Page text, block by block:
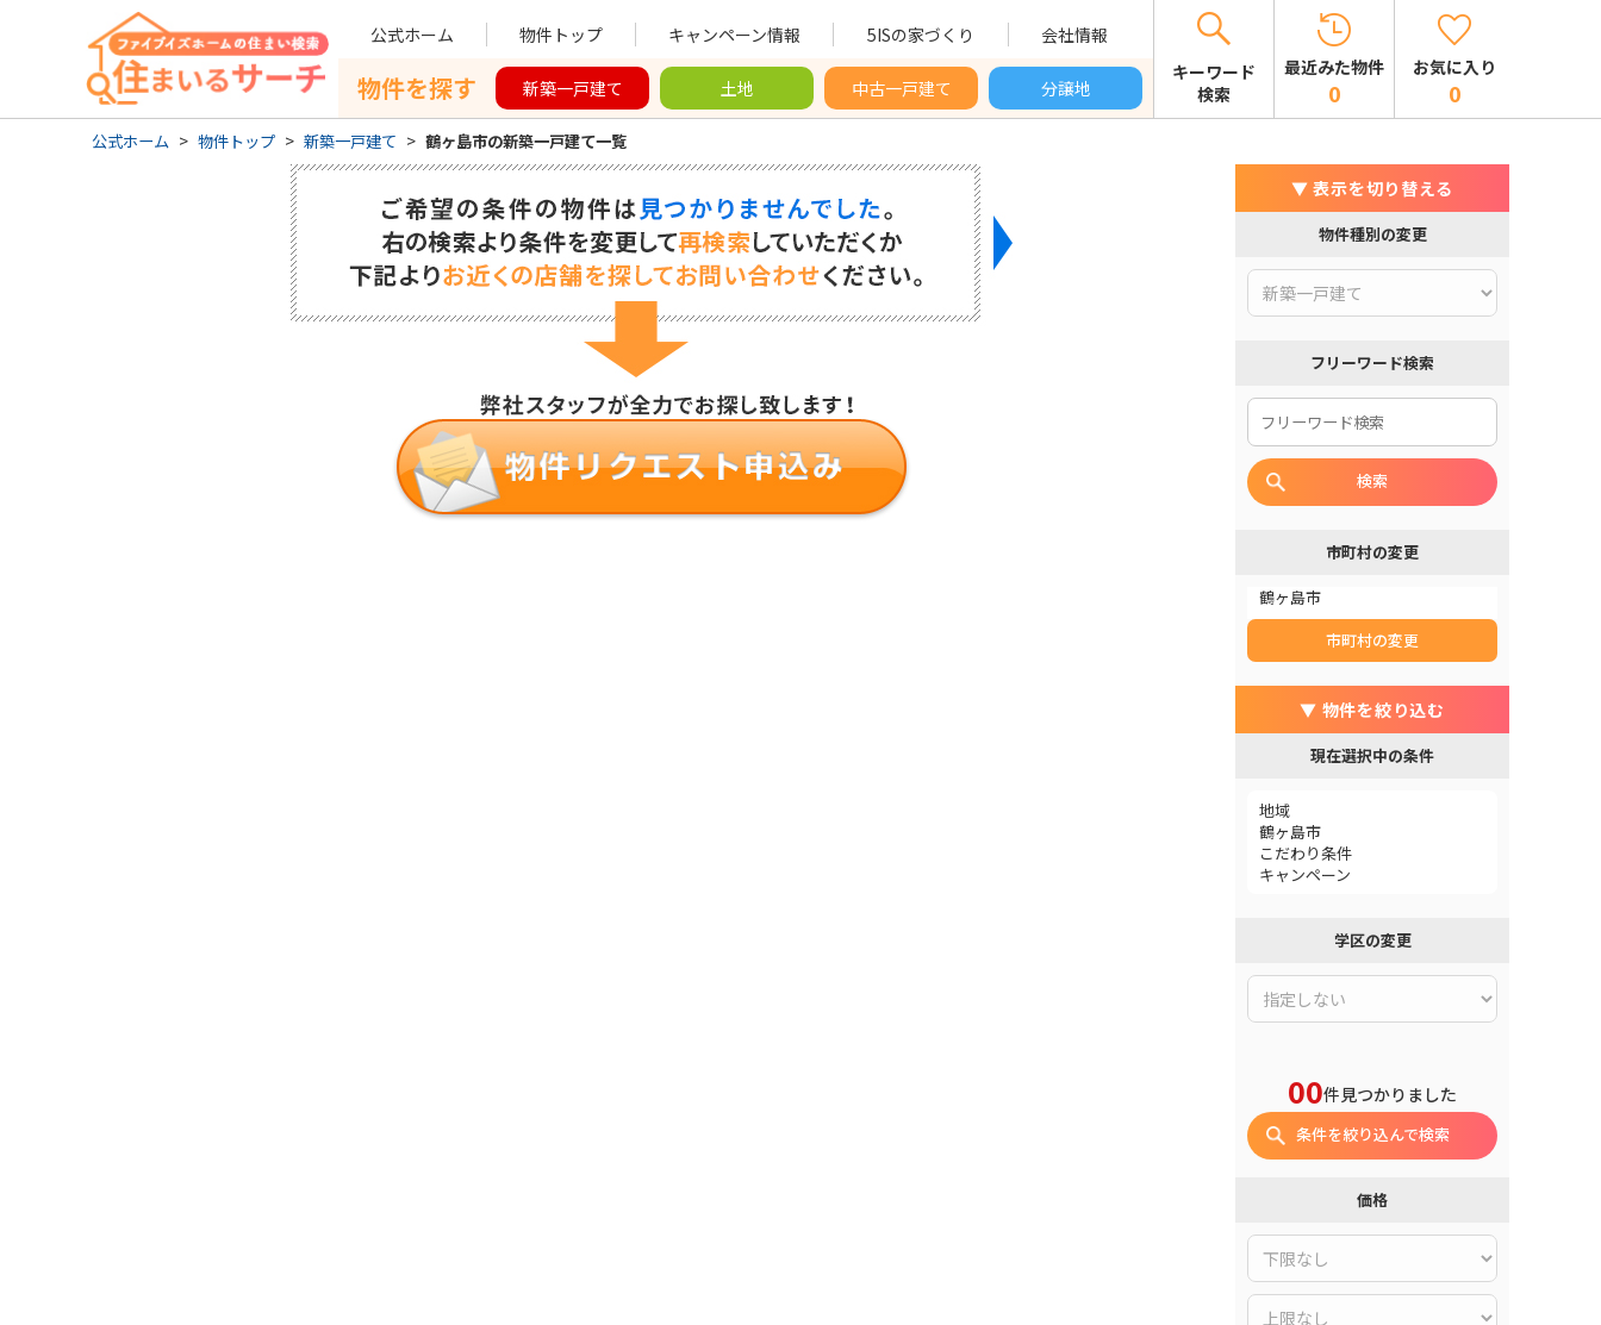
公式ホーム 物件トップ キャンペーン情報 5ISの家づくり 会社情報
物件を探す 新築一戸建て 土地 中古一戸建て 分譲地
キーワード
検索
最近みた物件
0
お気に入り
0
公式ホーム > 物件トップ > 新築一戸建て > 鶴ヶ島市の新築一戸建て一覧
▼ 表示を切り替える
物件種別の変更
フリーワード検索
検索
市町村の変更
鶴ヶ島市
市町村の変更
▼ 物件を絞り込む
現在選択中の条件
地域
鶴ヶ島市
こだわり条件
キャンペーン
学区の変更
00件見つかりました
条件を絞り込んで検索
価格